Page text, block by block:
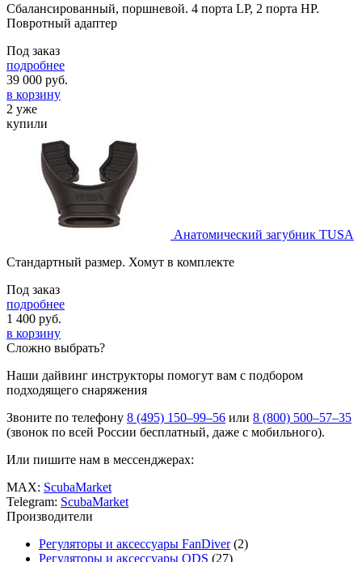
Сбалансированный, поршневой. 4 порта LP, 2 порта HP.
Повротный адаптер
Под заказ
подробнее
39 000 руб.
в корзину
2 уже
купили
Анатомический загубник TUSA
Стандартный размер. Хомут в комплекте
Под заказ
подробнее
1 400 руб.
в корзину
Сложно выбрать?
Наши дайвинг инструкторы помогут вам с подбором
подходящего снаряжения
Звоните по телефону 8 (495) 150–99–56 или 8 (800) 500–57–35
(звонок по всей России бесплатный, даже с мобильного).
Или пишите нам в мессенджерах:
MAX: ScubaMarket
Telegram: ScubaMarket
Производители
Регуляторы и аксессуары FanDiver(2)
Регуляторы и аксессуары ODS (27)